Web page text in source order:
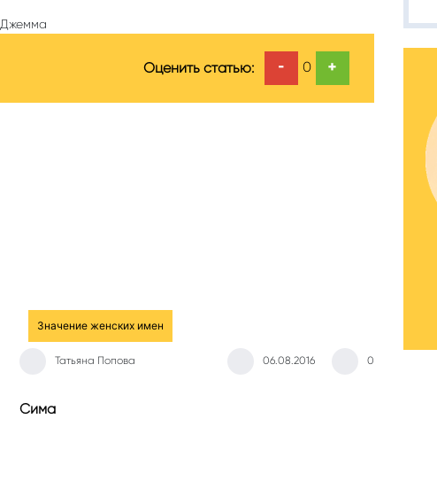
Джемма
Оценить статью: - 0 +
Значение женских имен
Татьяна Попова 06.08.2016 0
Сима